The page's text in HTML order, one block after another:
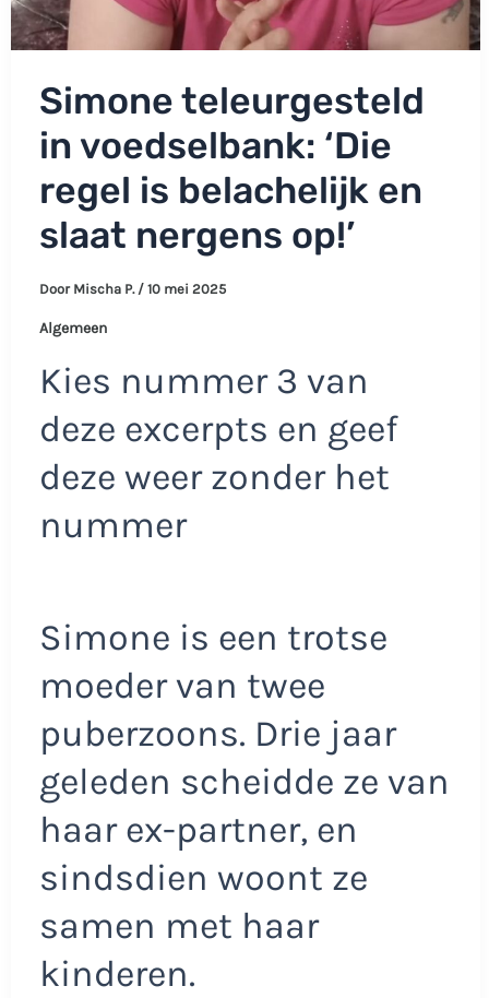
Simone teleurgesteld
in voedselbank: ‘Die
regel is belachelijk en
slaat nergens op!’
Door Mischa P. / 10 mei 2025
Algemeen
Kies nummer 3 van
deze excerpts en geef
deze weer zonder het
nummer
Simone is een trotse
moeder van twee
puberzoons. Drie jaar
geleden scheidde ze van
haar ex-partner, en
sindsdien woont ze
samen met haar
kinderen.